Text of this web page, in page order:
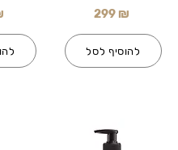
299 ₪
להוסיף לסל